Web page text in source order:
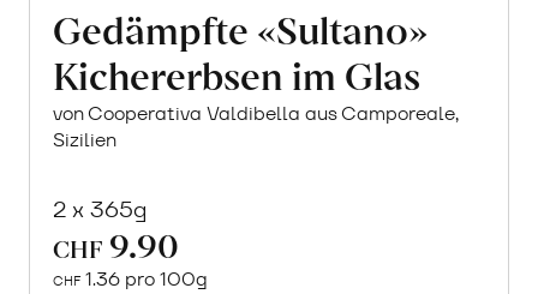
Gedämpfte «Sultano»
Kichererbsen im Glas
von Cooperativa Valdibella aus Camporeale,
Sizilien
2 x 365g
CHF 9.90
CHF 1.36 pro 100g